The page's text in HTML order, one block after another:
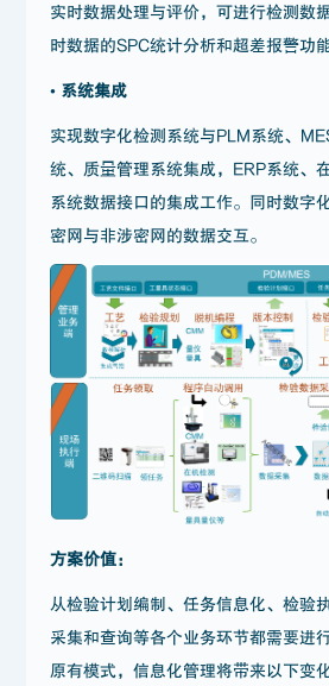
实时数据处理与评价，可进行检测数
时数据的SPC统计分析和超差报警功能
• 系统集成
实现数字化检测系统与PLM系统、
统、质量管理系统集成，ERP系统、
系统数据接口的集成工作。同时数字
密网与非涉密网的数据交互。
方案价值：
从检验计划编制、任务信息化、检验
采集和查询等各个业务环节都需要进
原有模式，信息化管理将带来以下变化